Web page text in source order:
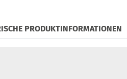
PRODUKTINFORMATIONEN